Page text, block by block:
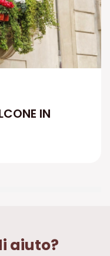
IN
aiuto?